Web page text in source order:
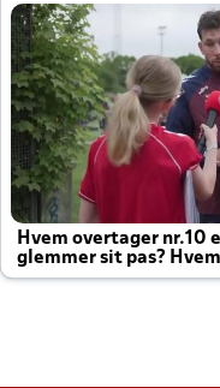
Hvem overtager nr.10
glemmer sit pas?
altid til efter kampe?